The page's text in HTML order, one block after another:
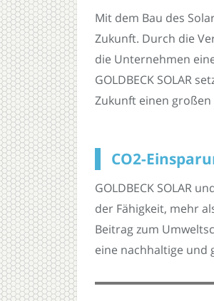
Mit dem Bau des
Zukunft. Durch die
die Unternehmen
GOLDBECK SOLAR
Zukunft einen
CO2-
GOLDBECK SOLAR
der Fähigkeit, mehr
Beitrag zum
eine nachhaltige und